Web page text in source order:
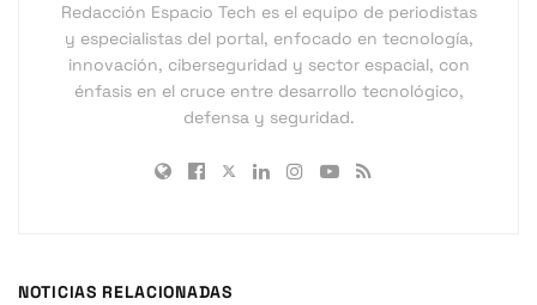
Redacción Espacio Tech es el equipo de periodistas
y especialistas del portal, enfocado en tecnología,
innovación, ciberseguridad y sector espacial, con
énfasis en el cruce entre desarrollo tecnológico,
defensa y seguridad.
NOTICIAS RELACIONADAS